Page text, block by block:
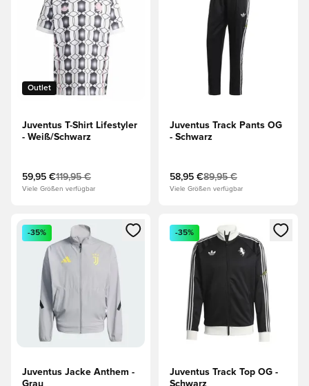
Outlet
Juventus T-Shirt Lifestyler
- Weiß/Schwarz
59,95 €119,95 €
Viele Größen verfügbar
Juventus Track Pants OG
- Schwarz
58,95 €89,95 €
Viele Größen verfügbar
Öffnet ein neues Fenster zum Anmelden oder Registrieren
-35%
Juventus Jacke Anthem -
Grau
Öffnet ein neues Fenster
-35%
Juventus Track Top OG -
Schwarz